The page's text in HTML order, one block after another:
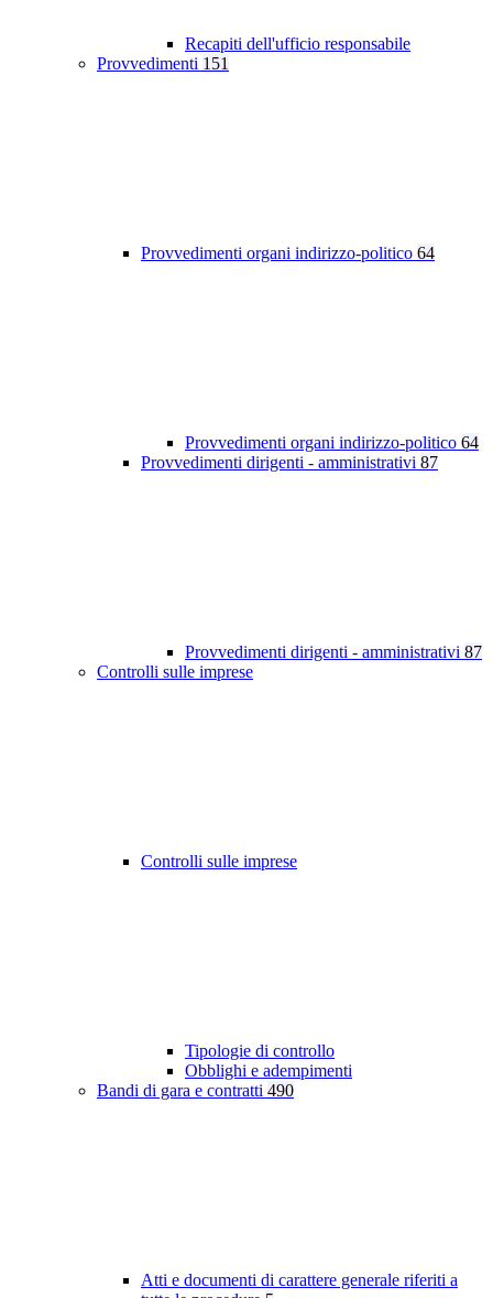
Recapiti dell'ufficio responsabile
Provvedimenti 151
Provvedimenti organi indirizzo-politico 64
Provvedimenti organi indirizzo-politico 64
Provvedimenti dirigenti - amministrativi 87
Provvedimenti dirigenti - amministrativi 87
Controlli sulle imprese
Controlli sulle imprese
Tipologie di controllo
Obblighi e adempimenti
Bandi di gara e contratti 490
Atti e documenti di carattere generale riferiti a